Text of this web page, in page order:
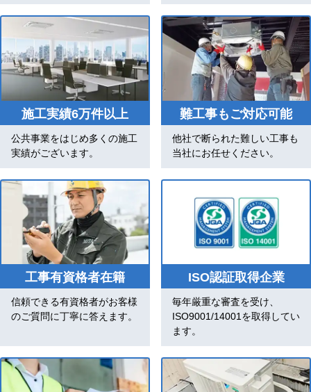
施工実績6万件以上
公共事業をはじめ多くの施工
実績がございます。
難工事もご対応可能
他社で断られた難しい工事も
当社にお任せください。
工事有資格者在籍
信頼できる有資格者がお客様
のご質問に丁寧に答えます。
ISO認証取得企業
毎年厳重な審査を受け、
ISO9001/14001を取得してい
ます。